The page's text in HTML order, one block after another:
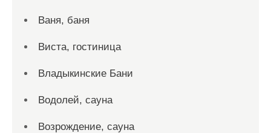
Ваня, баня
Виста, гостиница
Владыкинские Бани
Водолей, сауна
Возрождение, сауна